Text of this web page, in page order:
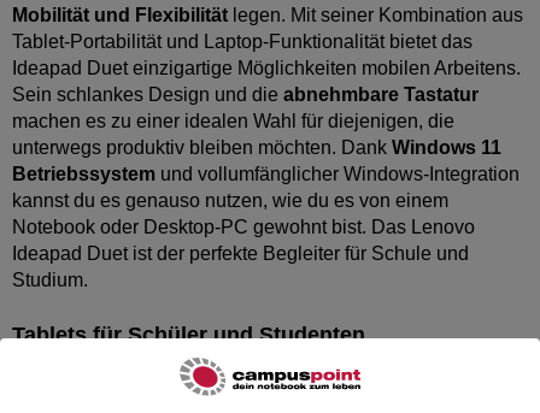
Mobilität und Flexibilität legen. Mit seiner Kombination aus
Tablet-Portabilität und Laptop-Funktionalität bietet das
Ideapad Duet einzigartige Möglichkeiten mobilen Arbeitens.
Sein schlankes Design und die abnehmbare Tastatur
machen es zu einer idealen Wahl für diejenigen, die
unterwegs produktiv bleiben möchten. Dank Windows 11
Betriebssystem und vollumfänglicher Windows-Integration
kannst du es genauso nutzen, wie du es von einem
Notebook oder Desktop-PC gewohnt bist. Das Lenovo
Ideapad Duet ist der perfekte Begleiter für Schule und
Studium.
Tablets für Schüler und Studenten
Die Lenovo Tablets sind speziell darauf ausgerichtet, die